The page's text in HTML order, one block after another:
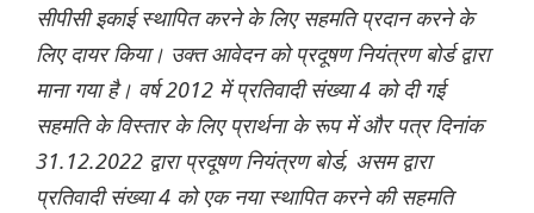
सीपीसी इकाई स्थापित करने के लिए सहमति प्रदान करने के
लिए दायर किया। उक्त आवेदन को प्रदूषण नियंत्रण बोर्ड द्वारा
माना गया है। वर्ष 2012 में प्रतिवादी संख्या 4 को दी गई
सहमति के विस्तार के लिए प्रार्थना के रूप में और पत्र दिनांक
31.12.2022 द्वारा प्रदूषण नियंत्रण बोर्ड, असम द्वारा
प्रतिवादी संख्या 4 को एक नया स्थापित करने की सहमति